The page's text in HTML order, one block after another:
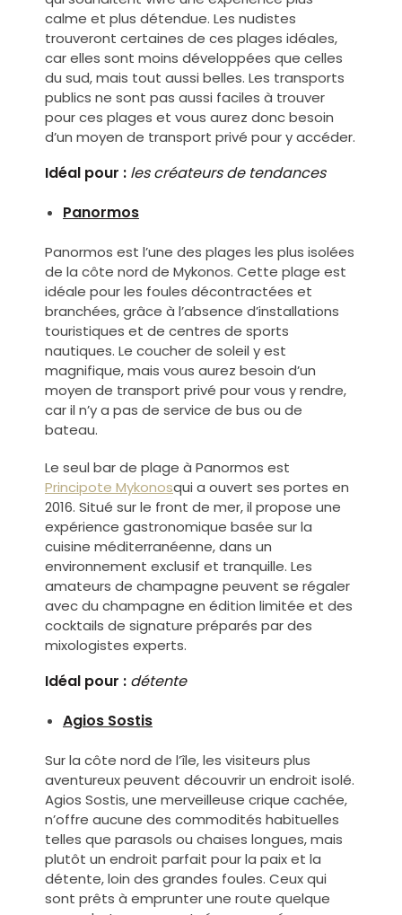
calme et plus détendue. Les nudistes
trouveront certaines de ces plages idéales,
car elles sont moins développées que celles
du sud, mais tout aussi belles. Les transports
publics ne sont pas aussi faciles à trouver
pour ces plages et vous aurez donc besoin
d’un moyen de transport privé pour y accéder.
Idéal pour : les créateurs de tendances
Panormos
Panormos est l’une des plages les plus isolées
de la côte nord de Mykonos. Cette plage est
idéale pour les foules décontractées et
branchées, grâce à l’absence d’installations
touristiques et de centres de sports
nautiques. Le coucher de soleil y est
magnifique, mais vous aurez besoin d’un
moyen de transport privé pour vous y rendre,
car il n’y a pas de service de bus ou de
bateau.
Le seul bar de plage à Panormos est
Principote Mykonosqui a ouvert ses portes en
2016. Situé sur le front de mer, il propose une
expérience gastronomique basée sur la
cuisine méditerranéenne, dans un
environnement exclusif et tranquille. Les
amateurs de champagne peuvent se régaler
avec du champagne en édition limitée et des
cocktails de signature préparés par des
mixologistes experts.
Idéal pour : détente
Agios Sostis
Sur la côte nord de l’île, les visiteurs plus
aventureux peuvent découvrir un endroit isolé.
Agios Sostis, une merveilleuse crique cachée,
n’offre aucune des commodités habituelles
telles que parasols ou chaises longues, mais
plutôt un endroit parfait pour la paix et la
détente, loin des grandes foules. Ceux qui
sont prêts à emprunter une route quelque